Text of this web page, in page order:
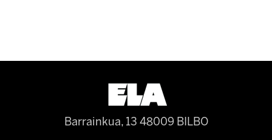
Barrainkua, 13 48009 BILBO